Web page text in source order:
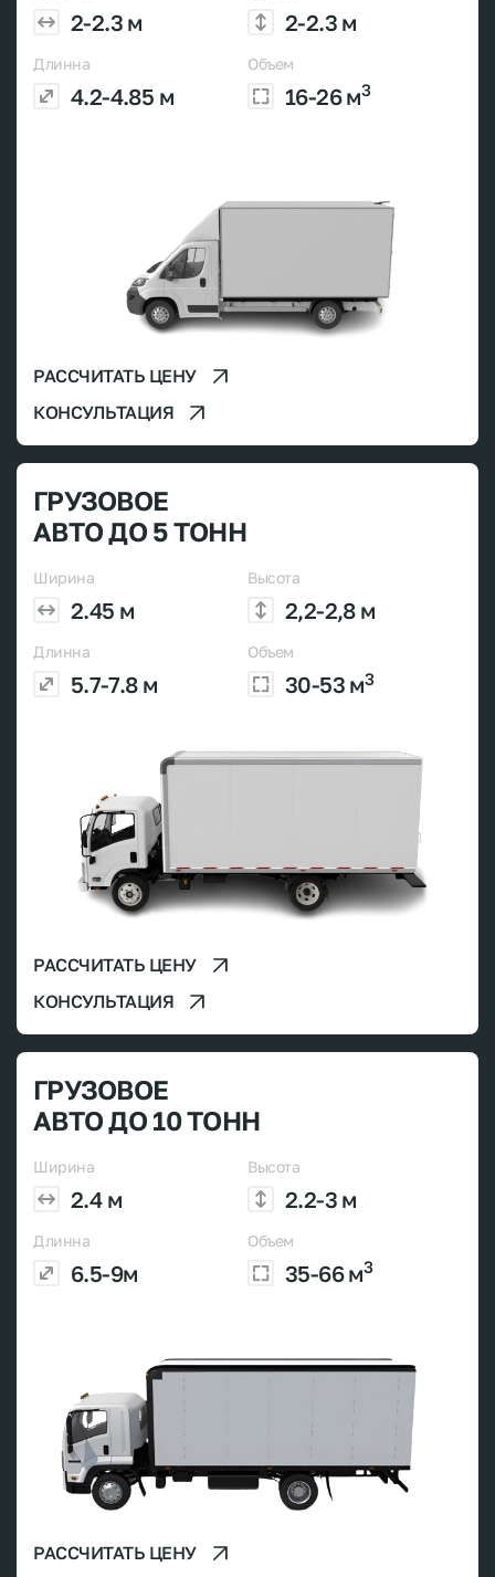
2-2.3 м 2-2.3 м
Длинна
4.2-4.85 м
Объем
16-26 м3
РАССЧИТАТЬ ЦЕНУ
КОНСУЛЬТАЦИЯ
ГРУЗОВОЕ
АВТО ДО 5 ТОНН
Ширина
2.45 м
Высота
2,2-2,8 м
Длинна
5.7-7.8 м
Объем
30-53 м3
РАССЧИТАТЬ ЦЕНУ
КОНСУЛЬТАЦИЯ
ГРУЗОВОЕ
АВТО ДО 10 ТОНН
Ширина
2.4 м
Высота
2.2-3 м
Длинна
6.5-9м
Объем
35-66 м3
РАССЧИТАТЬ ЦЕНУ